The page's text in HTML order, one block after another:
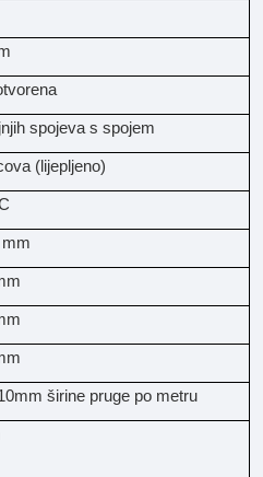
spojeva s spojem
(lijepljeno)
širine pruge po metru